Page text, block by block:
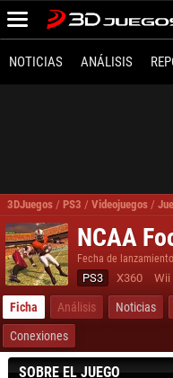
NOTICIAS ANÁLISIS
3DJuegos / PS3 / Videojuegos /
NCAA
Fecha de
PS3 X360 Wii
Ficha Análisis Noticias
Conexiones
SOBRE EL JUEGO